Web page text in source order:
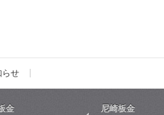
らせ
金 尼崎板金